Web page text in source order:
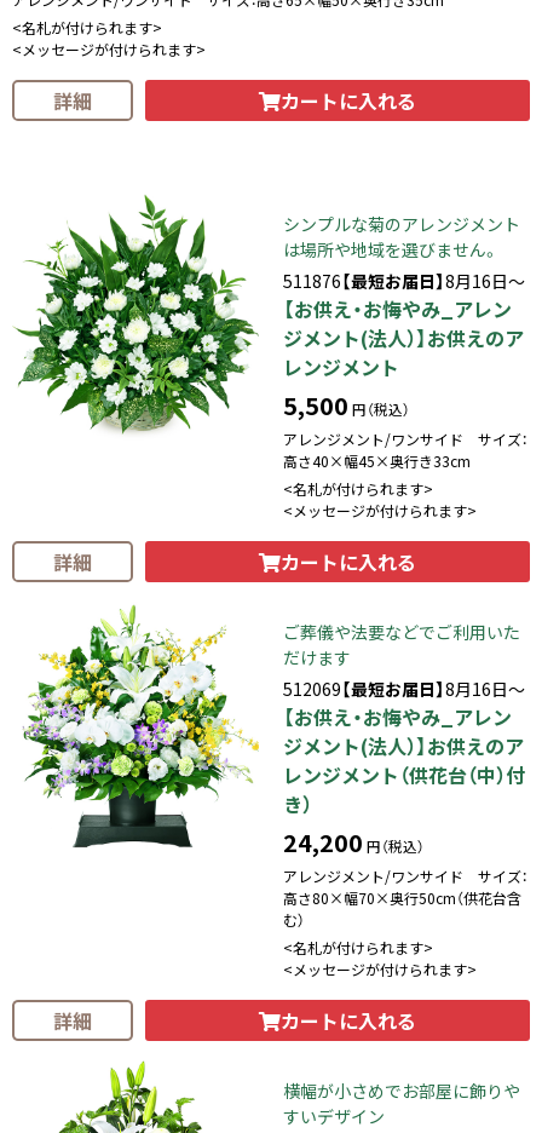
<名札が付けられます>
<メッセージが付けられます>
詳細 カートに入れる
シンプルな菊のアレンジメント
は場所や地域を選びません。
511876【最短お届日】8月16日～
【お供え・お悔やみ_アレン
ジメント(法人）】お供えのア
レンジメント
5,500 円（税込）
アレンジメント/ワンサイド サイズ：
高さ40×幅45×奥行き33cm
<名札が付けられます>
<メッセージが付けられます>
詳細 カートに入れる
ご葬儀や法要などでご利用いた
だけます
512069【最短お届日】8月16日～
【お供え・お悔やみ_アレン
ジメント(法人）】お供えのア
レンジメント（供花台（中）付
き）
24,200 円（税込）
アレンジメント/ワンサイド サイズ：
高さ80×幅70×奥行50cm（供花台含
む）
<名札が付けられます>
<メッセージが付けられます>
詳細 カートに入れる
横幅が小さめでお部屋に飾りや
すいデザイン